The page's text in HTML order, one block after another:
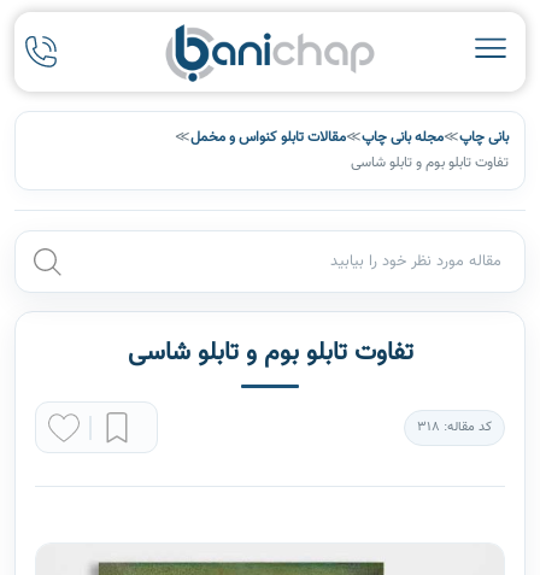
بانی چاپ≫مجله بانی چاپ≫مقالات تابلو کنواس و مخمل≫
تفاوت تابلو بوم و تابلو شاسی
تفاوت تابلو بوم و تابلو شاسی
کد مقاله: 318